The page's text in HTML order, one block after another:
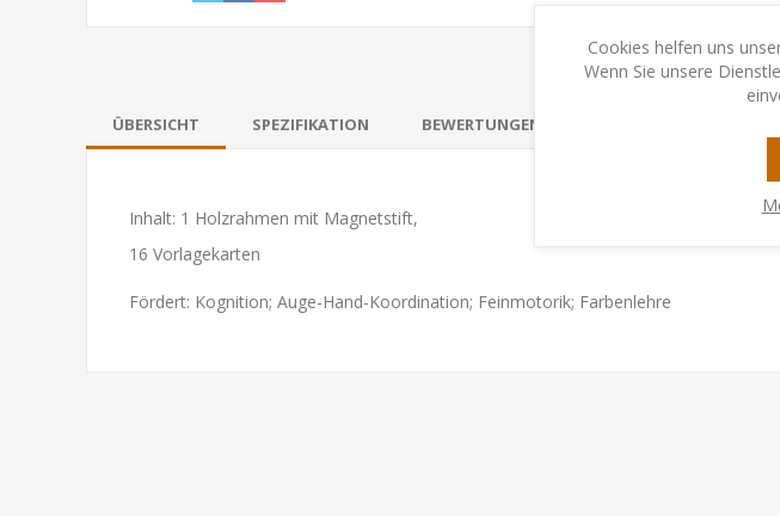
ÜBERSICHT SPEZIFIKATION BEWERTUNGEN
Inhalt: 1 Holzrahmen mit Magnetstift,
16 Vorlagekarten
Fördert: Kognition; Auge-Hand-Koordination; Feinmotorik; Farbenlehre
Cookies helfen uns
Wenn Sie unsere